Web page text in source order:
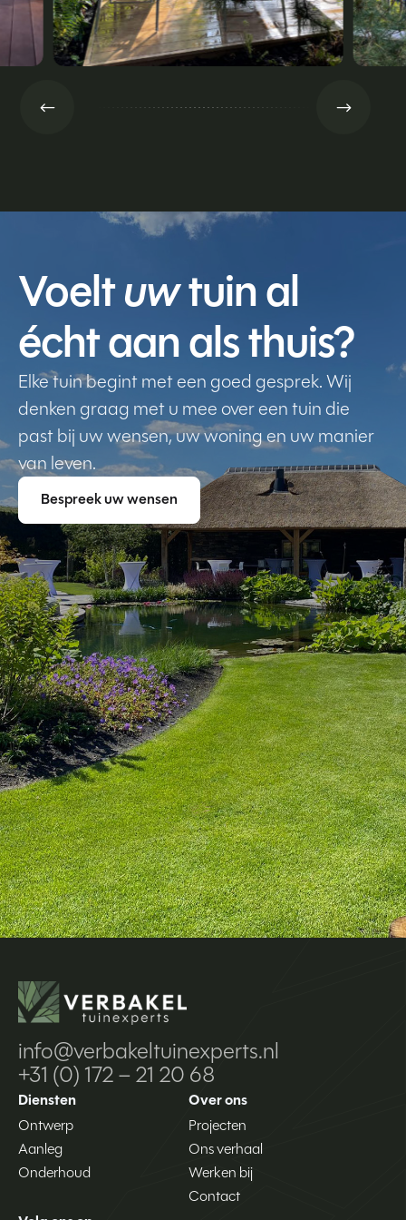
# $
Voeltuwtuin al
écht aan als thuis?
Elke tuin begint met een goed gesprek. Wij
denken graag met u mee over een tuin die
past bij uw wensen, uw woning en uw manier
van leven.
Bespreek uw wensen
info@verbakeltuinexperts.nl
+31 (0) 172 – 21 20 68
Diensten
Ontwerp
Aanleg
Onderhoud
Over ons
Projecten
Ons verhaal
Werken bij
Contact